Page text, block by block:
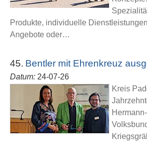
Produkte, individuelle
Angebote oder…
45. Bentler mit Ehrenkreuz
Datum: 24-07-26
Kreis